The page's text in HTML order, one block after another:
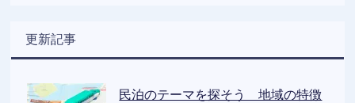
更新記事
民泊のテーマを探そう 地域の特徴